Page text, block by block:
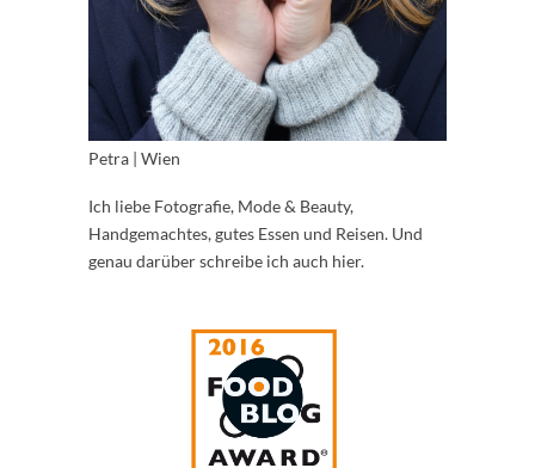
Petra | Wien
Ich liebe Fotografie, Mode & Beauty,
Handgemachtes, gutes Essen und Reisen. Und
genau darüber schreibe ich auch hier.